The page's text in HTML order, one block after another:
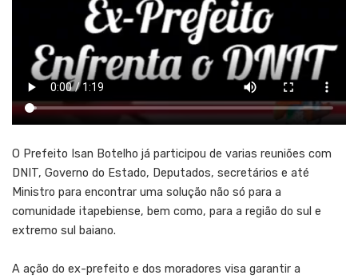
O Prefeito Isan Botelho já participou de varias reuniões com
DNIT, Governo do Estado, Deputados, secretários e até
Ministro para encontrar uma solução não só para a
comunidade itapebiense, bem como, para a região do sul e
extremo sul baiano.
A ação do ex-prefeito e dos moradores visa garantir a